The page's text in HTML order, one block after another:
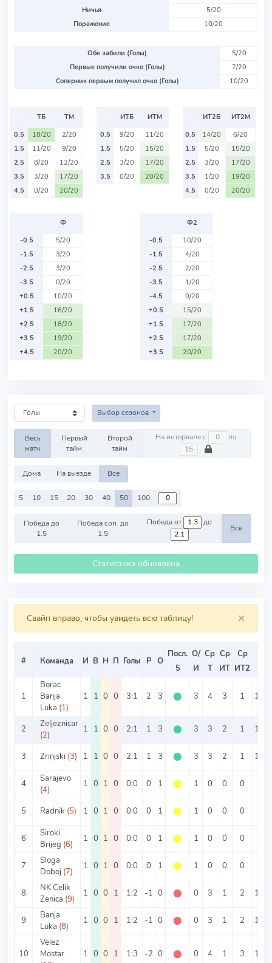
Ничья
5/20
Поражение
10/20
Обе забили (Голы)
5/20
Первые получили очко (Голы)
7/20
Соперник первым получил очко (Голы)
10/20
ТБ
ТМ
0.5
18/20
2/20
1.5
11/20
9/20
2.5
8/20
12/20
3.5
3/20
17/20
4.5
0/20 20/20
ИТБ
ИТМ
0.5
9/20
11/20
1.5
5/20
15/20
2.5
3/20
17/20
3.5
0/20 20/20
ИТ2Б
ИТ2М
0.5
14/20
6/20
1.5
5/20
15/20
2.5
3/20
17/20
3.5
1/20
19/20
4.5
0/20 20/20
Ф
-0.5
5/20
-1.5
3/20
-2.5
3/20
-3.5
0/20
+0.5
10/20
+1.5
16/20
+2.5
18/20
+3.5
19/20
+4.5
20/20
Ф2
-0.5
10/20
-1.5
4/20
-2.5
2/20
-3.5
1/20
-4.5
0/20
+0.5
15/20
+1.5
17/20
+2.5
17/20
+3.5
20/20
Выбор сезонов
Весь
матч
Первый
тайм
Второй
тайм
На интервале с по
Дома На выезде Все
5 10 15 20 30 40 50 100
Победа до
1.5
Победа соп. до
1.5
Победа от до
Все
Статистика обновлена
×
Свайп вправо, чтобы увидеть всю таблицу!
# Команда И В Н П Голы Р О
Посл.
5
О/
И
Ср
Т
Ср
ИТ
Ср
ИТ2
1
Borac
Banja
Luka (1)
1 1 0 0 3:1 2 3 ⬤ 3 4 3 1
2
Zeljeznicar
(2)
1 1 0 0 2:1 1 3 ⬤ 3 3 2 1
3 Zrinjski (3) 1 1 0 0 2:1 1 3 ⬤ 3 3 2 1
4
Sarajevo
(4)
1 0 1 0 0:0 0 1 ⬤ 1 0 0 0
5 Radnik (5) 1 0 1 0 0:0 0 1 ⬤ 1 0 0 0
6
Siroki
Brijeg (6)
1 0 1 0 0:0 0 1 ⬤ 1 0 0 0
7
Sloga
Doboj (7)
1 0 1 0 0:0 0 1 ⬤ 1 0 0 0
8
NK Celik
Zenica (9)
1 0 0 1 1:2 -1 0 ⬤ 0 3 1 2
9
Banja
Luka (8)
1 0 0 1 1:2 -1 0 ⬤ 0 3 1 2
10
Velez
Mostar
1 0 0 1 1:3 -2 0 ⬤ 0 4 1 3